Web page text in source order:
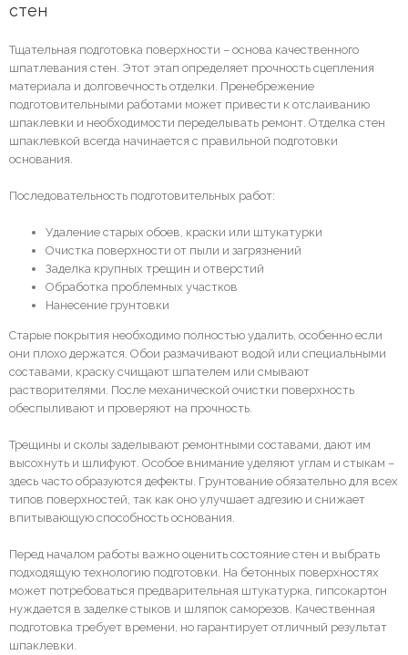
стен
Тщательная подготовка поверхности – основа качественного
шпатлевания стен. Этот этап определяет прочность сцепления
материала и долговечность отделки. Пренебрежение
подготовительными работами может привести к отслаиванию
шпаклевки и необходимости переделывать ремонт. Отделка стен
шпаклевкой всегда начинается с правильной подготовки
основания.
Последовательность подготовительных работ:
Удаление старых обоев, краски или штукатурки
Очистка поверхности от пыли и загрязнений
Заделка крупных трещин и отверстий
Обработка проблемных участков
Нанесение грунтовки
Старые покрытия необходимо полностью удалить, особенно если
они плохо держатся. Обои размачивают водой или специальными
составами, краску счищают шпателем или смывают
растворителями. После механической очистки поверхность
обеспыливают и проверяют на прочность.
Трещины и сколы заделывают ремонтными составами, дают им
высохнуть и шлифуют. Особое внимание уделяют углам и стыкам –
здесь часто образуются дефекты. Грунтование обязательно для всех
типов поверхностей, так как оно улучшает адгезию и снижает
впитывающую способность основания.
Перед началом работы важно оценить состояние стен и выбрать
подходящую технологию подготовки. На бетонных поверхностях
может потребоваться предварительная штукатурка, гипсокартон
нуждается в заделке стыков и шляпок саморезов. Качественная
подготовка требует времени, но гарантирует отличный результат
шпаклевки.